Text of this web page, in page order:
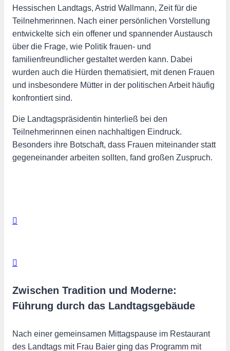
Hessischen Landtags, Astrid Wallmann, Zeit für die
Teilnehmerinnen. Nach einer persönlichen Vorstellung
entwickelte sich ein offener und spannender Austausch
über die Frage, wie Politik frauen- und
familienfreundlicher gestaltet werden kann. Dabei
wurden auch die Hürden thematisiert, mit denen Frauen
und insbesondere Mütter in der politischen Arbeit häufig
konfrontiert sind.
Die Landtagspräsidentin hinterließ bei den
Teilnehmerinnen einen nachhaltigen Eindruck.
Besonders ihre Botschaft, dass Frauen miteinander statt
gegeneinander arbeiten sollten, fand großen Zuspruch.
Zwischen Tradition und Moderne:
Führung durch das Landtagsgebäude
Nach einer gemeinsamen Mittagspause im Restaurant
des Landtags mit Frau Baier ging das Programm mit